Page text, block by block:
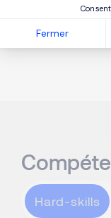
Fermer
l’amélioration
brevets et à la
Hard-skills